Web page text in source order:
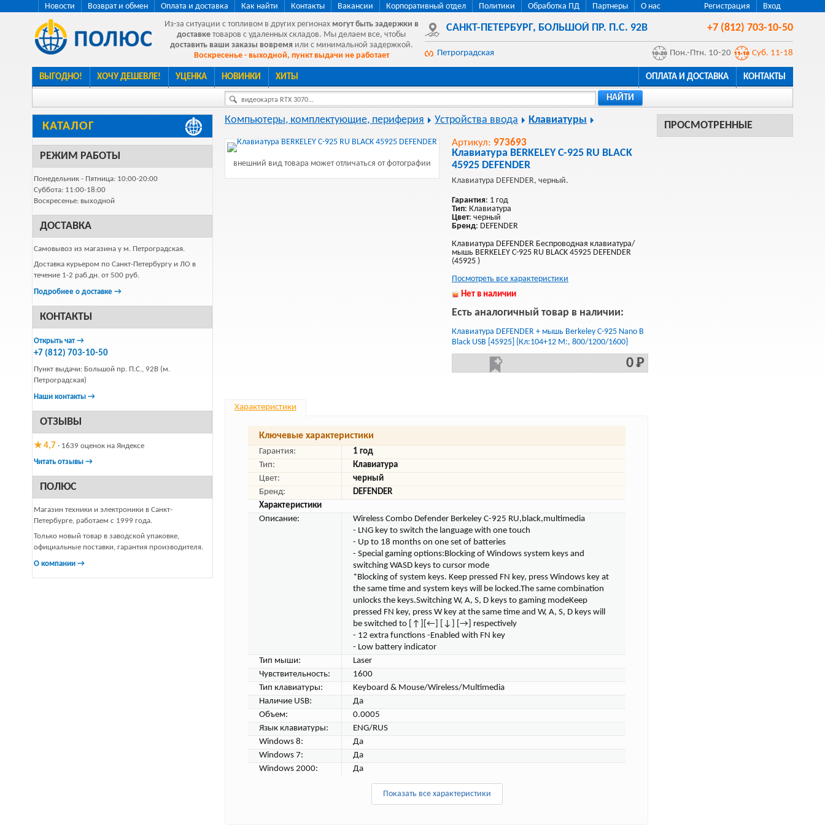
Регистрация Вход
Новости Возврат и обмен Оплата и доставка Как найти Контакты Вакансии Корпоративный отдел Политики Обработка ПД Партнеры
О нас
Из-за ситуации с топливом в других регионах могут быть задержки в
доставке товаров с удаленных складов. Мы делаем все, чтобы
доставить ваши заказы вовремя или с минимальной задержкой.
Воскресенье - выходной, пункт выдачи не работает
САНКТ-ПЕТЕРБУРГ, БОЛЬШОЙ ПР. П.С. 92В +7 (812) 703-10-50
Петроградская Пон.-Птн. 10-20 Суб. 11-18
ВЫГОДНО! ХОЧУ ДЕШЕВЛЕ! УЦЕНКА НОВИНКИ ХИТЫ ОПЛАТА И ДОСТАВКА КОНТАКТЫ
видеокарта RTX 3070... НАЙТИ
КАТАЛОГ
РЕЖИМ РАБОТЫ
Понедельник - Пятница: 10:00-20:00
Суббота: 11:00-18:00
Воскресенье: выходной
ДОСТАВКА
Самовывоз из магазина у м. Петроградская.
Доставка курьером по Санкт-Петербургу и ЛО в
течение 1-2 раб.дн. от 500 руб.
Подробнее о доставке →
КОНТАКТЫ
Открыть чат →
+7 (812) 703-10-50
Пункт выдачи: Большой пр. П.С., 92В (м.
Петроградская)
Наши контакты →
ОТЗЫВЫ
★ 4,7 · 1639 оценок на Яндексе
Читать отзывы →
ПОЛЮС
Магазин техники и электроники в Санкт-
Петербурге, работаем с 1999 года.
Только новый товар в заводской упаковке,
официальные поставки, гарантия производителя.
О компании →
ПРОСМОТРЕННЫЕ
Компьютеры, комплектующие, периферия Устройства ввода Клавиатуры
внешний вид товара может отличаться от фотографии
Артикул: 973693
Клавиатура BERKELEY C-925 RU BLACK
45925 DEFENDER
Клавиатура DEFENDER, черный.
Гарантия: 1 год
Тип: Клавиатура
Цвет: черный
Бренд: DEFENDER
Клавиатура DEFENDER Беспроводная клавиатура/
мышь BERKELEY C-925 RU BLACK 45925 DEFENDER
(45925 )
Посмотреть все характеристики
Нет в наличии
Есть аналогичный товар в наличии:
Клавиатура DEFENDER + мышь Berkeley C-925 Nano B
Black USB [45925] {Кл:104+12 М:, 800/1200/1600}
0 Р
Характеристики
Ключевые характеристики
Гарантия:
1 год
Тип:
Клавиатура
Цвет:
черный
Бренд:
DEFENDER
Характеристики
Описание:
Wireless Combo Defender Berkeley C-925 RU,black,multimedia
- LNG key to switch the language with one touch
- Up to 18 months on one set of batteries
- Special gaming options:Blocking of Windows system keys and
switching WASD keys to cursor mode
*Blocking of system keys. Keep pressed FN key, press Windows key at
the same time and system keys will be locked.The same combination
unlocks the keys.Switching W, A, S, D keys to gaming modeKeep
pressed FN key, press W key at the same time and W, A, S, D keys will
be switched to [↑][←] [↓] [→] respectively
- 12 extra functions -Enabled with FN key
- Low battery indicator
Тип мыши:
Laser
Чувствительность:
1600
Тип клавиатуры:
Keyboard & Mouse/Wireless/Multimedia
Наличие USB:
Да
Объем:
0.0005
Язык клавиатуры:
ENG/RUS
Windows 8:
Да
Windows 7:
Да
Windows 2000:
Да
Показать все характеристики